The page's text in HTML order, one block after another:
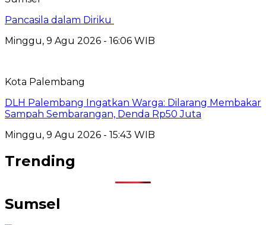
Pancasila dalam Diriku
Minggu, 9 Agu 2026 - 16:06 WIB
Kota Palembang
DLH Palembang Ingatkan Warga: Dilarang Membakar
Sampah Sembarangan, Denda Rp50 Juta
Minggu, 9 Agu 2026 - 15:43 WIB
Trending
Sumsel